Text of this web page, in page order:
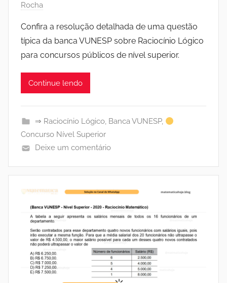
Rocha
Confira a resolução detalhada de uma questão
típica da banca VUNESP sobre Raciocínio Lógico
para concursos públicos de nível superior.
Continue lendo
⇒ Raciocínio Lógico, Banca VUNESP,
Concurso Nível Superior
Deixe um comentário